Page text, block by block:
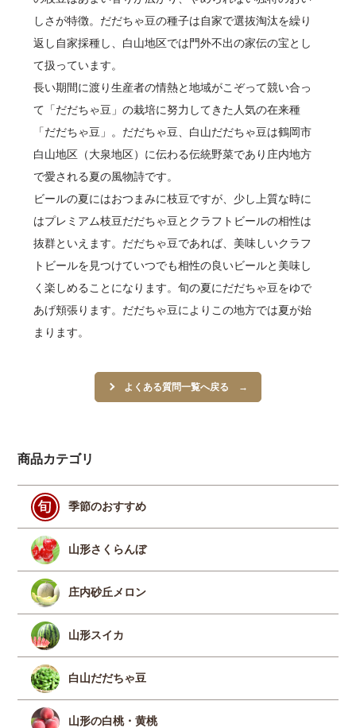
しさが特徴。だだちゃ豆の種子は自家で選抜淘汰を繰り
返し自家採種し、白山地区では門外不出の家伝の宝とし
て扱っています。
長い期間に渡り生産者の情熱と地域がこぞって競い合っ
て「だだちゃ豆」の栽培に努力してきた人気の在来種
「だだちゃ豆」。だだちゃ豆、白山だだちゃ豆は鶴岡市
白山地区（大泉地区）に伝わる伝統野菜であり庄内地方
で愛される夏の風物詩です。
ビールの夏にはおつまみに枝豆ですが、少し上質な時に
はプレミアム枝豆だだちゃ豆とクラフトビールの相性は
抜群といえます。だだちゃ豆であれば、美味しいクラフ
トビールを見つけていつでも相性の良いビールと美味し
く楽しめることになります。旬の夏にだだちゃ豆をゆで
あげ頬張ります。だだちゃ豆によりこの地方では夏が始
まります。
よくある質問一覧へ戻る
商品カテゴリ
季節のおすすめ
山形さくらんぼ
庄内砂丘メロン
山形スイカ
白山だだちゃ豆
山形の白桃・黄桃